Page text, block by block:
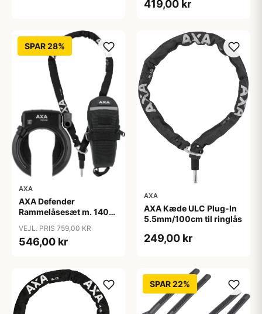
419,00 kr
SPAR 28%
AXA
AXA Defender
Rammelåsesæt m. 140
VEJL. PRIS 759,00 KR
546,00 kr
AXA
AXA Kæde ULC Plug-In
5.5mm/100cm til ringlås
249,00 kr
SPAR 22%